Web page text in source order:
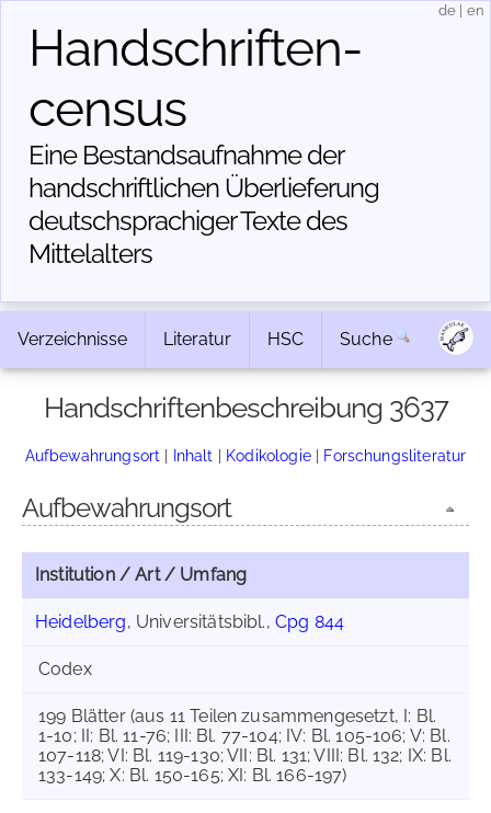
Handschriften­
census
Eine Bestandsaufnahme der
handschriftlichen Über­lieferung
deutschsprachiger Texte des
Mittelalters
de en
Verzeichnisse Literatur HSC Suche
Handschriftenbeschreibung 3637
Aufbewahrungsort | Inhalt | Kodikologie| Forschungsliteratur
Aufbewahrungsort
Institution / Art / Umfang
Heidelberg, Universitätsbibl., Cpg 844
Codex
199 Blätter (aus 11 Teilen zusammengesetzt, I: Bl.
1-10; II: Bl. 11-76; III: Bl. 77-104; IV: Bl. 105-106; V: Bl.
107-118; VI: Bl. 119-130; VII: Bl. 131; VIII: Bl. 132; IX: Bl.
133-149; X: Bl. 150-165; XI: Bl. 166-197)